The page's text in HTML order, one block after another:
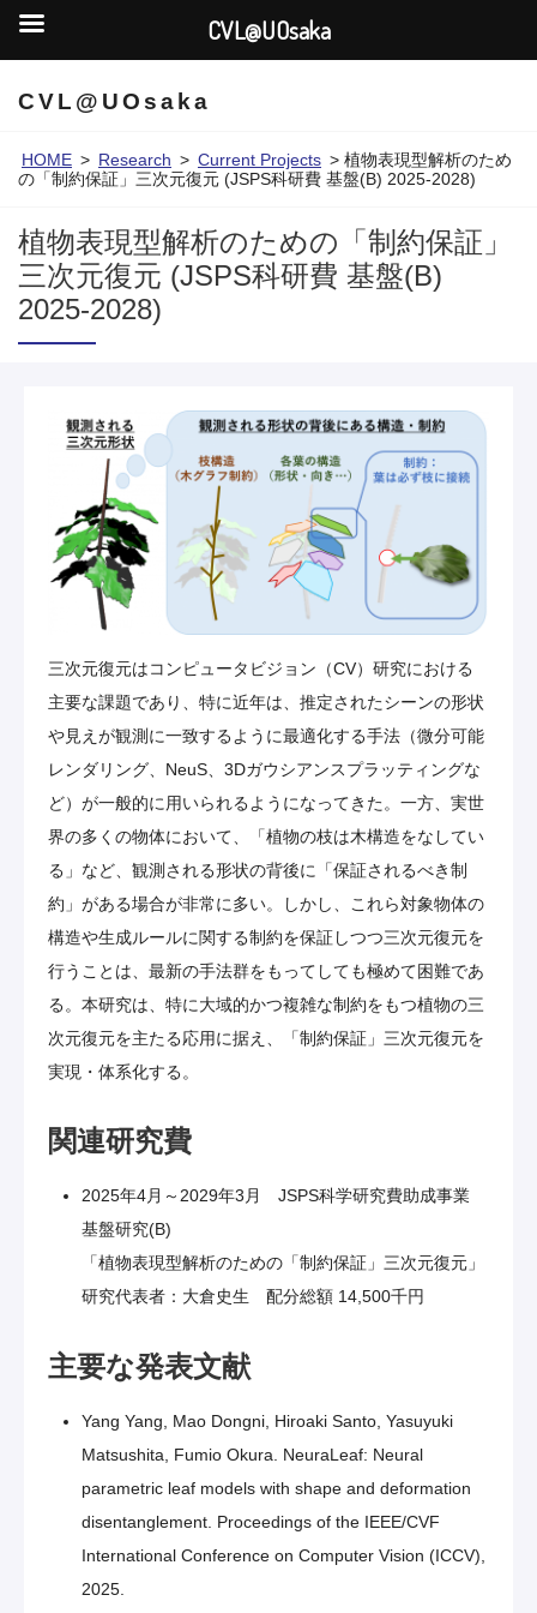
CVL@UOsaka
HOME > Research > Current Projects > 植物表現型解析のため
の「制約保証」三次元復元 (JSPS科研費 基盤(B) 2025-2028)
植物表現型解析のための「制約保証」
三次元復元 (JSPS科研費 基盤(B)
2025-2028)
三次元復元はコンピュータビジョン（CV）研究における
主要な課題であり、特に近年は、推定されたシーンの形状
や見えが観測に一致するように最適化する手法（微分可能
レンダリング、NeuS、3Dガウシアンスプラッティングな
ど）が一般的に用いられるようになってきた。一方、実世
界の多くの物体において、「植物の枝は木構造をなしてい
る」など、観測される形状の背後に「保証されるべき制
約」がある場合が非常に多い。しかし、これら対象物体の
構造や生成ルールに関する制約を保証しつつ三次元復元を
行うことは、最新の手法群をもってしても極めて困難であ
る。本研究は、特に大域的かつ複雑な制約をもつ植物の三
次元復元を主たる応用に据え、「制約保証」三次元復元を
実現・体系化する。
関連研究費
2025年4月～2029年3月 JSPS科学研究費助成事業
基盤研究(B)
「植物表現型解析のための「制約保証」三次元復元」
研究代表者：大倉史生 配分総額 14,500千円
主要な発表文献
Yang Yang, Mao Dongni, Hiroaki Santo, Yasuyuki
Matsushita, Fumio Okura. NeuraLeaf: Neural
parametric leaf models with shape and deformation
disentanglement. Proceedings of the IEEE/CVF
International Conference on Computer Vision (ICCV),
2025.
CVL@UOsaka